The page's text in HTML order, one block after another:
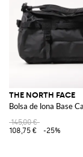
THE NORTH FACE
Bolsa de lona Base
145,00 €
108,75 €
-25%